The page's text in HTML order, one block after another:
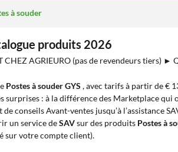
à souder
produits 2026
CHEZ AGRIEURO (pas de revendeurs tiers) ►
Postes à souder GYS , avec tarifs à partir de €
surprises : à la différence des Marketplace
conseils Avant-ventes jusqu’à l’assistance
un service deSAVsur des produits Postes à
sur votre compte client).